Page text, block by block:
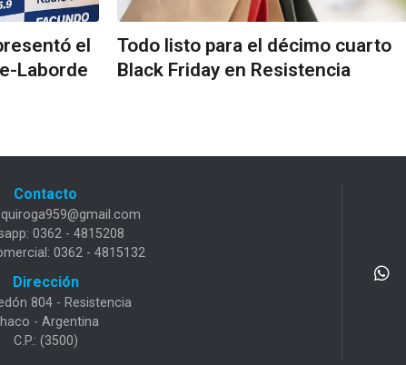
el
Laborde
Todo listo para el décimo cuarto
Black Friday en Resistencia
Contacto
0362 - 4815208
0362 - 4815132
Dirección
804 - Resistencia
- Argentina
C.P.: (3500)